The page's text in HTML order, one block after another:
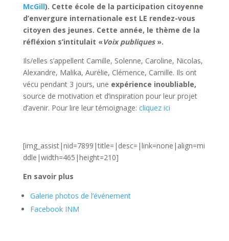
McGill). Cette école de la participation citoyenne
d’envergure internationale est LE rendez-vous
citoyen des jeunes. Cette année, le thème de la
réfléxion s’intitulait «Voix publiques ».
Ils/elles s’appellent Camille, Solenne, Caroline, Nicolas,
Alexandre, Malika, Aurélie, Clémence, Camille. Ils ont
vécu pendant 3 jours, une expérience inoubliable,
source de motivation et d’inspiration pour leur projet
d’avenir. Pour lire leur témoignage: cliquez ici
[img_assist|nid=7899|title=|desc=|link=none|align=mi
ddle|width=465|height=210]
En savoir plus
Galerie photos de l’événement
Facebook INM